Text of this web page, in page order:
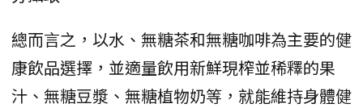
總而言之，以水、無糖茶和無糖咖啡為主要的健
康飲品選擇，並適量飲用新鮮現榨並稀釋的果
汁、無糖豆漿、無糖植物奶等，就能維持身體健